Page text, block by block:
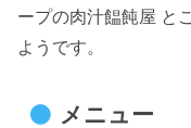
ープの肉汁饂飩屋 と
ようです。
メニュー